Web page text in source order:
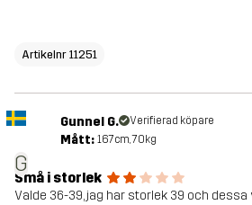
Artikelnr 11251
G
Gunnel G. Verifierad köpare
Mått: 167cm, 70kg
Små i storlek
Valde 36-39, jag har storlek 39 och